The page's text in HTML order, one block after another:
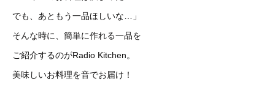
でも、あともう一品ほしいな…」
そんな時に、簡単に作れる一品を
ご紹介するのがRadio Kitchen。
美味しいお料理を音でお届け！